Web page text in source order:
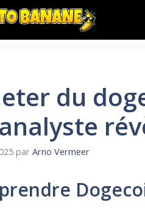
du
par Arno Vermeer